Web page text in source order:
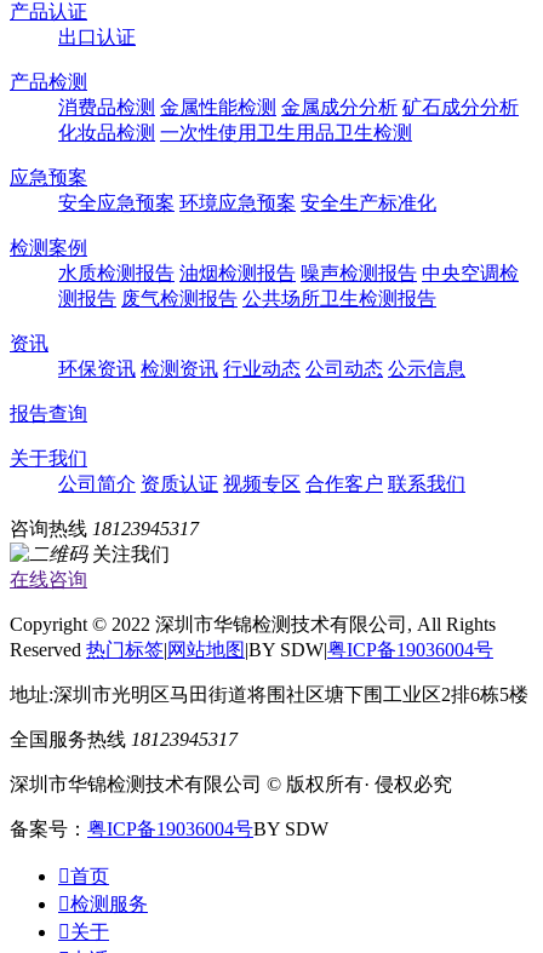
产品认证
出口认证
产品检测
消费品检测 金属性能检测 金属成分分析 矿石成分分析
化妆品检测 一次性使用卫生用品卫生检测
应急预案
安全应急预案 环境应急预案 安全生产标准化
检测案例
水质检测报告 油烟检测报告 噪声检测报告 中央空调检
测报告 废气检测报告 公共场所卫生检测报告
资讯
环保资讯 检测资讯 行业动态 公司动态 公示信息
报告查询
关于我们
公司简介 资质认证 视频专区 合作客户 联系我们
咨询热线 18123945317
关注我们
在线咨询
Copyright © 2022 深圳市华锦检测技术有限公司, All Rights
Reserved 热门标签|网站地图|BY SDW|粤ICP备19036004号
地址:深圳市光明区马田街道将围社区塘下围工业区2排6栋5楼
全国服务热线 18123945317
深圳市华锦检测技术有限公司 © 版权所有· 侵权必究
备案号： 粤ICP备19036004号BY SDW
首页
检测服务
关于